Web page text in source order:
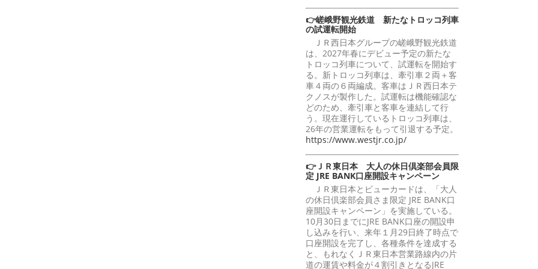
👉嵯峨野観光鉄道 新たなトロッコ列車
の試運転開始
ＪＲ西日本グループの嵯峨野観光鉄道
は、2027年春にデビュー予定の新たな
トロッコ列車について、試運転を開始す
る。新トロッコ列車は、牽引車２両＋客
車４両の６両編成。客車はＪＲ西日本テ
クノスが製作した。試運転は機能確認な
どのため、牽引車と客車を連結して行
う。現在運行しているトロッコ列車は、
26年の営業運転をもって引退する予定。
https://www.westjr.co.jp/
👉ＪＲ東日本 大人の休日倶楽部会員限
定 JRE BANK口座開設キャンペーン
ＪＲ東日本とビューカードは、「大人
の休日倶楽部会員さま限定 JRE BANK口
座開設キャンペーン」を実施している。
10月30日までにJRE BANK口座の開設申
し込みを行い、来年１月29日終了時点で
口座開設を完了し、各種条件を達成する
と、もれなくＪＲ東日本営業路線内の片
道の運賃や料金が４割引きとなるJRE